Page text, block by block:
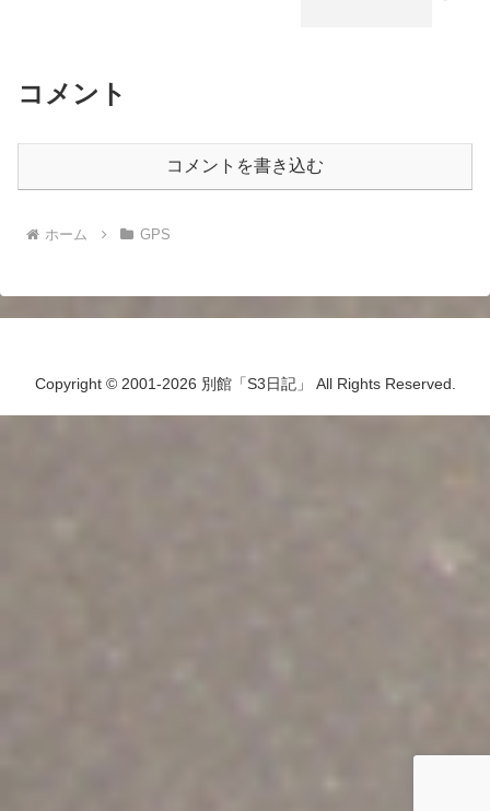
コメント
コメントを書き込む
ホーム GPS
Copyright © 2001-2026 別館「S3日記」 All Rights Reserved.